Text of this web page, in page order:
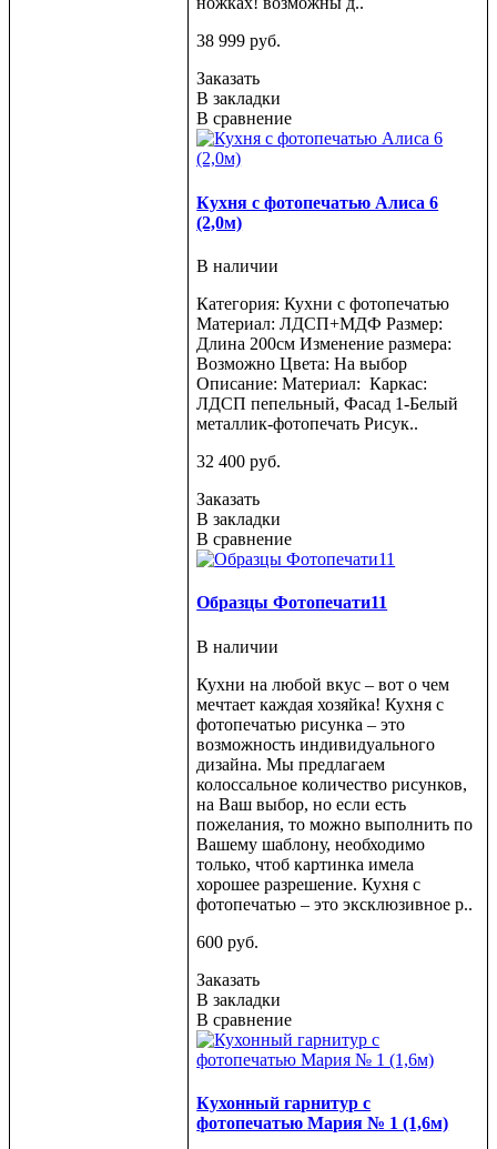
38 999 руб.
Заказать
В закладки
В сравнение
Кухня с фотопечатью Алиса 6
(2,0м)
В наличии
Категория: Кухни с фотопечатью
Материал: ЛДСП+МДФ Размер:
Длина 200см Изменение размера:
Возможно Цвета: На выбор
Описание: Материал: Каркас:
ЛДСП пепельный, Фасад 1-Белый
металлик-фотопечать Рисук..
32 400 руб.
Заказать
В закладки
В сравнение
Образцы Фотопечати11
В наличии
Кухни на любой вкус – вот о чем
мечтает каждая хозяйка! Кухня с
фотопечатью рисунка – это
возможность индивидуального
дизайна. Мы предлагаем
колоссальное количество рисунков,
на Ваш выбор, но если есть
пожелания, то можно выполнить по
Вашему шаблону, необходимо
только, чтоб картинка имела
хорошее разрешение. Кухня с
фотопечатью – это эксклюзивное р..
600 руб.
Заказать
В закладки
В сравнение
Кухонный гарнитур с
фотопечатью Мария № 1 (1,6м)